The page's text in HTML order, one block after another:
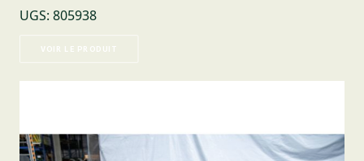
UGS: 805938
VOIR LE PRODUIT